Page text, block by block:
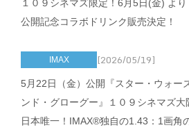
１０９シネマズ限定！6月5日(金) より
公開記念コラボドリンク販売決定！
IMAX [2026/05/19]
5月22日（金）公開『スター・ウォー
ンド・グローグー』１０９シネマズ
日本唯一！IMAX®独自の1.43：1画角